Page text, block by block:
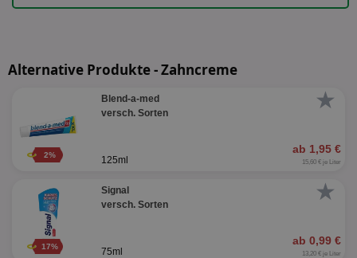
Alternative Produkte - Zahncreme
★
2%
Blend-a-med
versch. Sorten
ab 1,95 €
125ml 15,60 € je Liter
★
17%
Signal
versch. Sorten
ab 0,99 €
75ml 13,20 € je Liter